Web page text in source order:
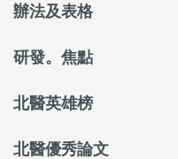
辦法及表格
研發。焦點
北醫英雄榜
北醫優秀論文